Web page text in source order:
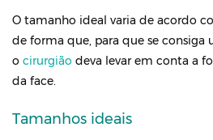
O tamanho ideal varia de acordo
de forma que, para que se consiga
o cirurgião deva levar em conta a
da face.
Tamanhos ideais